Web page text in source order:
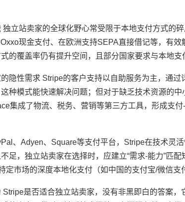
立站卖家的全球化野心常受限于本地支付方式的
现金支付、在欧洲支持SEPA直接借记等，有效
的覆盖率仍有提升空间，且部分国家要求与本地支
隐性需求 Stripe的客户支持以自助服务为主，通
种模式能快速解决问题；但对于缺乏技术资源的
集成了物流、税务、营销等第三方工具，形成支
、Adyen、Square等支付平台，Stripe在技术灵
足，独立站卖家在选择时，应建立“需求-能力”匹
定市场的深度本地化支付（如中国的支付宝/微信支
是否适合独立站卖家，没有非黑即白的答案